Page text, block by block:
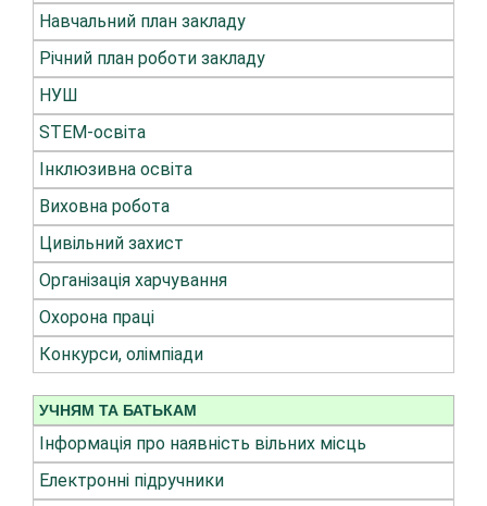
Навчальний план закладу
Річний план роботи закладу
НУШ
STEM-освіта
Інклюзивна освіта
Виховна робота
Цивільний захист
Організація харчування
Охорона праці
Конкурси, олімпіади
УЧНЯМ ТА БАТЬКАМ
Інформація про наявність вільних місць
Електронні підручники